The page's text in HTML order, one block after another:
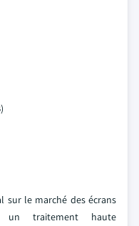
sur le marché des écrans
un traitement haute